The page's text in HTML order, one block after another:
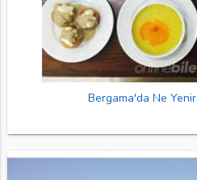
Bergama'da Ne